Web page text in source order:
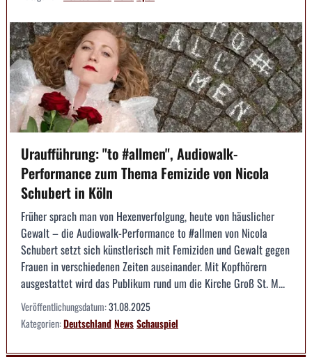
Uraufführung: "to #allmen", Audiowalk-
Performance zum Thema Femizide von Nicola
Schubert in Köln
Früher sprach man von Hexenverfolgung, heute von häuslicher
Gewalt – die Audiowalk-Performance to #allmen von Nicola
Schubert setzt sich künstlerisch mit Femiziden und Gewalt gegen
Frauen in verschiedenen Zeiten auseinander. Mit Kopfhörern
ausgestattet wird das Publikum rund um die Kirche Groß St. M...
Veröffentlichungsdatum:31.08.2025
Kategorien:DeutschlandNewsSchauspiel